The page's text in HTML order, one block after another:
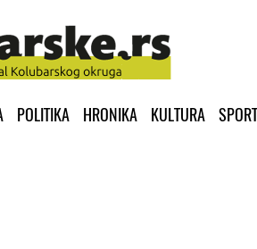
POLITIKA HRONIKA KULTURA SPORT